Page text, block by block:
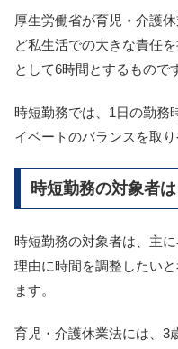
厚生労働省が育児・介護
ど私生活での大きな責任
として6時間とするもので
時短勤務では、1日の勤務
イベートのバランスを取り
時短勤務の対象者
時短勤務の対象者は、主
理由に時間を調整したい
ます。
育児・介護休業法には、3